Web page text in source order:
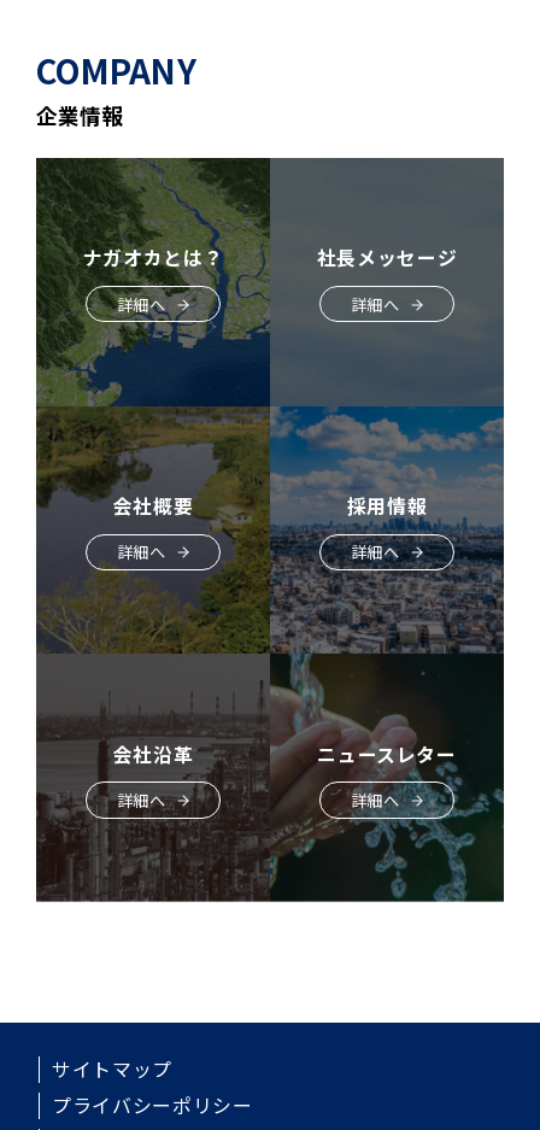
COMPANY
企業情報
ナガオカとは？
詳細へ
社長メッセージ
詳細へ
会社概要
詳細へ
採用情報
詳細へ
会社沿革
詳細へ
ニュースレター
詳細へ
サイトマップ
プライバシーポリシー